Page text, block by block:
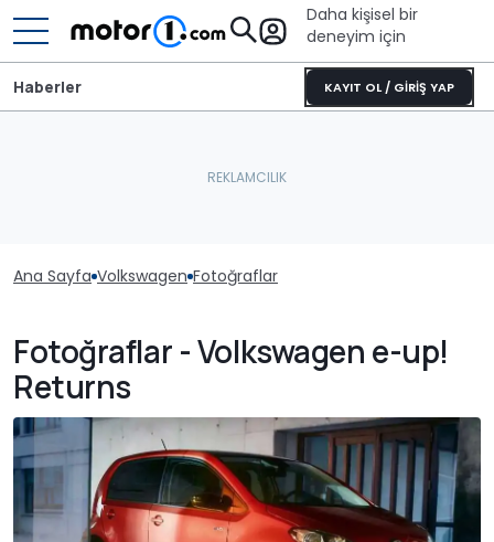
Daha kişisel bir
deneyim için
KAYIT OL / GİRİŞ YAP
Haberler
Ana Sayfa Volkswagen Fotoğraflar
Fotoğraflar - Volkswagen e-up!
Returns